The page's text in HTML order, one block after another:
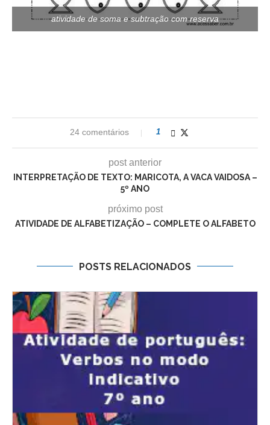
atividade de soma e subtração com reserva
24 comentários 1
post anterior
INTERPRETAÇÃO DE TEXTO: MARICOTA, A VACA VAIDOSA –
5º ANO
próximo post
ATIVIDADE DE ALFABETIZAÇÃO – COMPLETE O ALFABETO
POSTS RELACIONADOS